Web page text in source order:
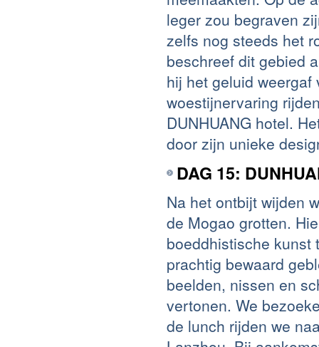
leger zou begraven
zelfs nog steeds het
beschreef dit gebied
hij het geluid
woestijnervaring
DUNHUANG hotel.
door zijn unieke
DAG 15:
Na het ontbijt wijden
de Mogao grotten.
boeddhistische kunst
prachtig bewaard
beelden, nissen en
vertonen. We
de lunch rijden we